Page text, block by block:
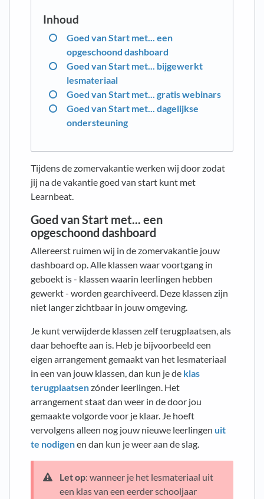
Goed van Start met... een
opgeschoond dashboard
Goed van Start met... bijgewerkt
lesmateriaal
Goed van Start met... gratis webinars
Goed van Start met... dagelijkse
ondersteuning
Tijdens de zomervakantie werken wij door zodat
jij na de vakantie goed van start kunt met
Learnbeat.
Goed van Start met... een
opgeschoond dashboard
Allereerst ruimen wij in de zomervakantie jouw
dashboard op. Alle klassen waar voortgang in
geboekt is - klassen waarin leerlingen hebben
gewerkt - worden gearchiveerd. Deze klassen zijn
niet langer zichtbaar in jouw omgeving.
Je kunt verwijderde klassen zelf terugplaatsen, als
daar behoefte aan is. Heb je bijvoorbeeld een
eigen arrangement gemaakt van het lesmateriaal
in een van jouw klassen, dan kun je de klas
terugplaatsenzónder leerlingen. Het
arrangement staat dan weer in de door jou
gemaakte volgorde voor je klaar. Je hoeft
vervolgens alleen nog jouw nieuwe leerlingen uit
te nodigenen dan kun je weer aan de slag.
Let op: wanneer je het lesmateriaal uit
een klas van een eerder schooljaar